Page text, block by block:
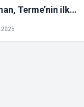
Terme’nin ilk
ustası Çiler Kul’u